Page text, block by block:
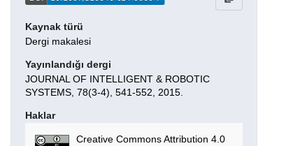
Kaynak türü
Dergi makalesi
Yayınlandığı dergi
JOURNAL OF INTELLIGENT & ROBOTIC
SYSTEMS, 78(3-4), 541-552, 2015.
Haklar
Creative Commons Attribution 4.0